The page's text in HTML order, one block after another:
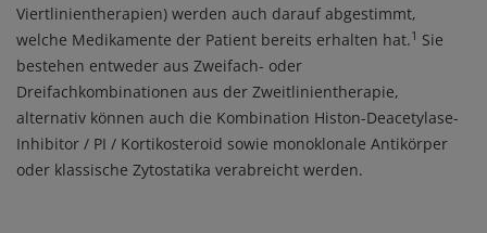
Viertlinientherapien) werden auch darauf abgestimmt,
welche Medikamente der Patient bereits erhalten hat.1 Sie
bestehen entweder aus Zweifach- oder
Dreifachkombinationen aus der Zweitlinientherapie,
alternativ können auch die Kombination Histon-Deacetylase-
Inhibitor / PI / Kortikosteroid sowie monoklonale Antikörper
oder klassische Zytostatika verabreicht werden.